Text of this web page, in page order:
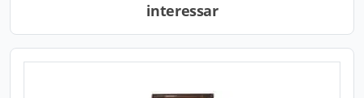
interessar